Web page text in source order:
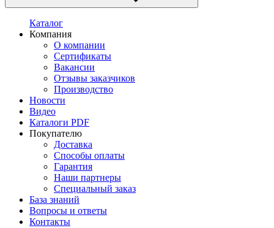
Каталог
Компания
О компании
Сертификаты
Вакансии
Отзывы заказчиков
Производство
Новости
Видео
Каталоги PDF
Покупателю
Доставка
Способы оплаты
Гарантия
Наши партнеры
Специальный заказ
База знаний
Вопросы и ответы
Контакты